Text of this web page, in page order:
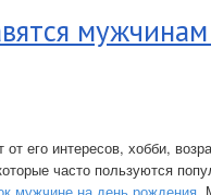
его интересов, хобби,
часто пользуются